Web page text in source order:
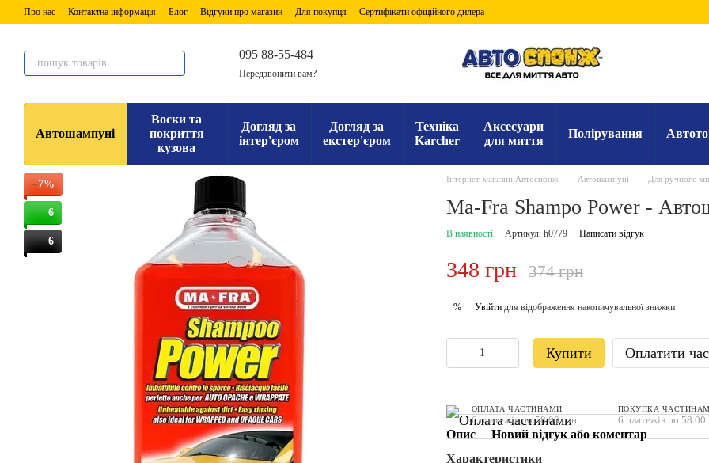
Перейти до основного контенту
Про нас Контактна інформація Блог Відгуки про магазин Для покупця Сертифікати офіційного дилера
095 88-55-484
Передзвонити вам?
Автошампуні
Воски та
покриття
кузова
Догляд за
інтер'єром
Догляд за
екстер'єром
Техніка
Karcher
Аксесуари
для миття
Полірування
−7%
6
6
Інтернет-магазин Автоспонж Автошампуні Для ручного
Ma-Fra Shampo Power -
В наявності Артикул: h0779 Написати відгук
348 грн 374 грн
% Увійтидля відображення накопичувальної знижки
Купити Оплатити
ОПЛАТА ЧАСТИНАМИ
6 платежів по 58.00 грн
ПОКУПКА
6 платежів по 58.00
Опис
Новий відгук або коментар
Характеристики